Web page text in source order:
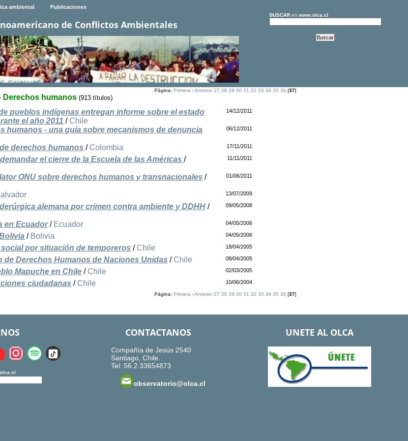
ambiental Publicaciones
de Conflictos Ambientales
BUSCARen www.olca.cl
Página: Primera-Anterior 27 28 29 30 31 32 33 34 35 36 [37]
Derechos humanos (913 títulos)
pueblos indígenas entregan informe sobre el estado
el año 2011 / Chile
14/12/2011
humanos - una guía sobre mecanismos de denuncia
06/12/2011
derechos humanos / Colombia 17/11/2011
el cierre de la Escuela de las Américas/
11/11/2011
ONU sobre derechos humanos y transnacionales /
01/06/2011
13/07/2009
alemana por crimen contra ambiente y DDHH /
09/05/2008
en Ecuador/ Ecuador 04/05/2006
/ Bolivia 04/05/2006
por situación de temporeros / Chile 18/04/2005
Derechos Humanos de Naciones Unidas / Chile 08/04/2005
Mapuche en Chile / Chile 02/03/2005
ciudadanas / Chile 10/06/2004
Página: Primera-Anterior 27 28 29 30 31 32 33 34 35 36 [37]
CONTACTANOS
Compañía de Jesús 2540
Santiago, Chile.
Tel: 56.2.33654873
observatorio@olca.cl
UNETE AL OLCA